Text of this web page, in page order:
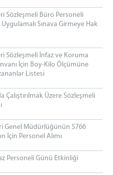
Sözleşmeli Büro Personeli
Sınava Girmeye Hak
Sözleşmeli İnfaz ve Koruma
İçin Boy-Kilo Ölçümüne
Listesi
Çalıştırılmak Üzere Sözleşmeli
Genel Müdürlüğünün 5766
İçin Personel Alımı
Personeli Günü Etkinliği